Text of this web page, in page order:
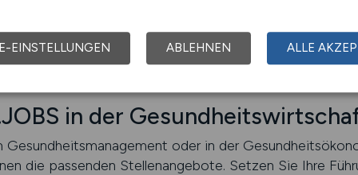
in der
Gesundheitsmanagement oder in der
die passenden Stellenangebote. Setzen Sie Ihre
EINSTELLUNGEN ABLEHNEN ALLE